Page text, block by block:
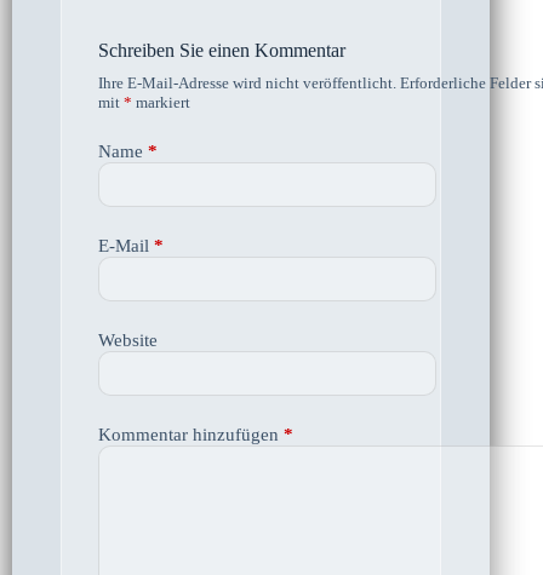
Schreiben Sie einen Kommentar
Ihre E-Mail-Adresse wird nicht veröffentlicht. Erforderliche Felder
mit * markiert
Name *
E-Mail *
Website
Kommentar hinzufügen *